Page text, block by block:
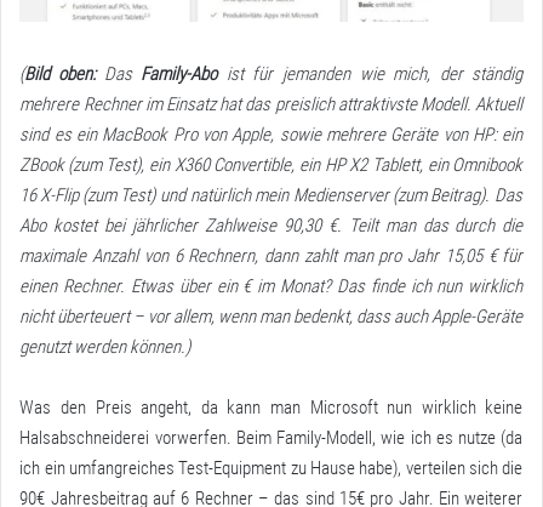
(Bild oben: Das Family-Aboist für jemanden wie mich, der ständig
mehrere Rechner im Einsatz hat das preislich attraktivste Modell. Aktuell
sind es ein MacBook Pro von Apple, sowie mehrere Geräte von HP: ein
ZBook(zum Test), ein X360 Convertible, ein HP X2 Tablett, ein Omnibook
16 X-Flip(zum Test) und natürlich mein Medienserver (zum Beitrag). Das
Abo kostet bei jährlicher Zahlweise 90,30 €. Teilt man das durch die
maximale Anzahl von 6 Rechnern, dann zahlt man pro Jahr 15,05 € für
einen Rechner. Etwas über ein € im Monat? Das finde ich nun wirklich
nicht überteuert – vor allem, wenn man bedenkt, dass auch Apple-Geräte
genutzt werden können.)
Was den Preis angeht, da kann man Microsoft nun wirklich keine
Halsabschneiderei vorwerfen. Beim Family-Modell, wie ich es nutze (da
ich ein umfangreiches Test-Equipment zu Hause habe), verteilen sich die
90€ Jahresbeitrag auf 6 Rechner – das sind 15€ pro Jahr. Ein weiterer